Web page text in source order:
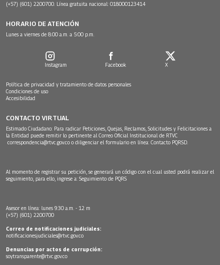
(+57) (601) 2200700. Línea gratuita nacional: 018000123414
HORARIO DE ATENCIÓN
Lunes a viernes de 8:00 a.m. a 5:00 p.m.
Instagram Facebook X
Política de privacidad y tratamiento de datos personales
Condiciones de uso
Accesibilidad
CONTACTO VIRTUAL
Estimado Ciudadano: Para radicar Peticiones, Quejas, Reclamos, Solicitudes y Felicitaciones a
la Entidad puede remitir lo pertinente al Correo Oficial Institucional de RTVC
correspondencia@rtvc.gov.co o diligenciar el formulario en línea: Contacto PQRSD.
Al momento de registrar su petición, se generará un código con el cual usted podrá realizar el
seguimiento, para ello, ingrese a: Seguimiento de PQRS
Asesor en línea: lunes 9:30 a.m. - 12 m
(+57) (601) 2200700
Correo de notificaciones judiciales:
notificacionesjudiciales@rtvc.gov.co
Denuncias por actos de corrupción:
soytransparente@rtvc.gov.co